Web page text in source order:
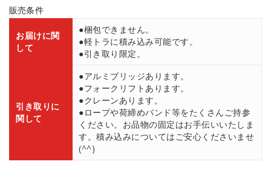
販売条件
お届けに関
して
●梱包できません。
●軽トラに積み込み可能です。
●引き取り限定。
引き取りに
関して
●アルミブリッジあります。
●フォークリフトあります。
●クレーンあります。
●ロープや荷締めバンド等をたくさんご持参
ください。お品物の固定はお手伝いいたしま
す。積み込みについてはご安心くださいませ
(^^)